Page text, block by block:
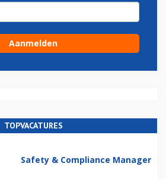
TOPVACATURES
Safety & Compliance Manager